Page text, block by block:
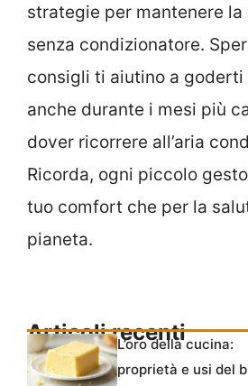
strategie per mantenere la
senza condizionatore.
consigli ti aiutino a goderti
anche durante i mesi più
dover ricorrere all’aria
Ricorda, ogni piccolo
tuo comfort che per la
pianeta.
Articoli recenti
L’oro della cucina:
proprietà e usi del